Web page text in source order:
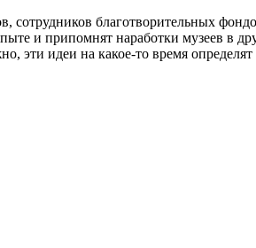
сотрудников благотворительных
и припомнят наработки музеев в
идеи на какое-то время определят